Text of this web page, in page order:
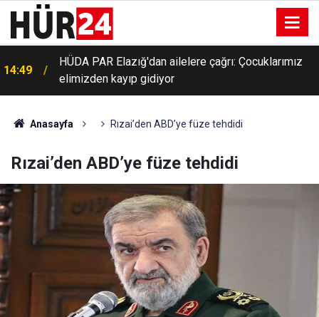
14:49
HÜDA PAR Elazığ'dan ailelere çağrı: Çocuklarımız
elimizden kayıp gidiyor
Anasayfa Rızai’den ABD’ye füze tehdidi
Rızai’den ABD’ye füze tehdidi